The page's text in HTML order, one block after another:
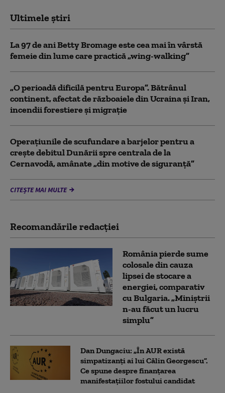
Ultimele știri
La 97 de ani Betty Bromage este cea mai în vârstă
femeie din lume care practică „wing-walking”
„O perioadă dificilă pentru Europa”. Bătrânul
continent, afectat de războaiele din Ucraina și Iran,
incendii forestiere și migrație
Operaţiunile de scufundare a barjelor pentru a
creşte debitul Dunării spre centrala de la
Cernavodă, amânate „din motive de siguranţă”
CITEȘTE MAI MULTE
Recomandările redacţiei
România pierde sume
colosale din cauza
lipsei de stocare a
energiei, comparativ
cu Bulgaria. „Miniștrii
n-au făcut un lucru
simplu”
Dan Dungaciu: „În AUR există
simpatizanți ai lui Călin Georgescu”.
Ce spune despre finanțarea
manifestațiilor fostului candidat